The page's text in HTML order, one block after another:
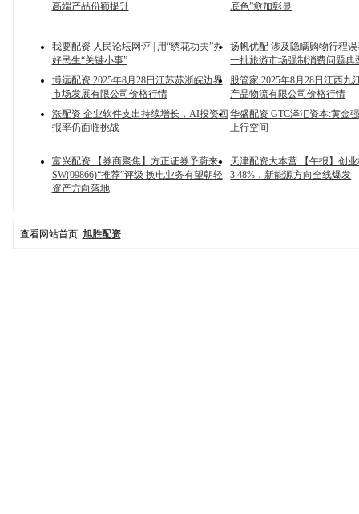
高端产品份额提升
底色”愈加彰显
我要配资 人民论坛网评 | 用“绣花功夫”办
好民生“关键小事”
扬帆优配 涉及隐瞒购物行程
一批旅游市场强制消费问题典
博远配资 2025年8月28日江苏苏浙皖边界
市场发展有限公司价格行情
股管家 2025年8月28日江西九
产品物流有限公司价格行情
涨配资 企业软件支出持续增长，AI投资回
报率仍面临挑战
华盛配资 GTC泽汇资本:黄金
上行空间
富兴配资 【券商聚焦】方正证券予蔚来-
SW(09866)“推荐”评级 换电业务有望朝轻
资产方向落地
天津配资大本营 【午报】创
3.48%，新能源方向全线爆发
查看网站首页: 旭胜配资